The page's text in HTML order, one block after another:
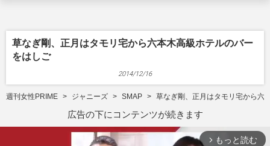
草なぎ剛、正月はタモリ宅から六本木高級ホテルのバー
をはしご
2014/12/16
週刊女性PRIME ジャニーズ SMAP 草なぎ剛、正月はタモリ宅から六
広告の下にコンテンツが続きます
arrow_forward_ios もっと読む